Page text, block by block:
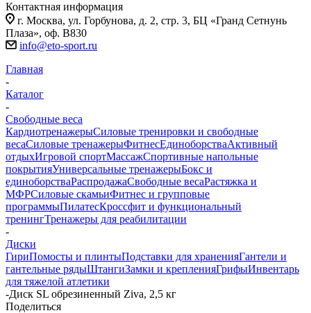
Контактная информация
г. Москва, ул. Горбунова, д. 2, стр. 3, БЦ «Гранд Сетнунь
Плаза», оф. В830
info@eto-sport.ru
Главная
-
Каталог
-
Свободные веса
КардиотренажерыСиловые тренировки и свободные
весаСиловые тренажерыФитнесЕдиноборстваАктивный
отдыхИгровой спортМассажСпортивные напольные
покрытияУниверсальные тренажерыБокс и
единоборстваРаспродажаСвободные весаРастяжка и
МФРСиловые скамьиФитнес и групповые
программыПилатесКроссфит и функциональный
тренингТренажеры для реабилитации
-
Диски
ГириПомосты и плинтыПодставки для храненияГантели и
гантельные рядыШтангиЗамки и крепленияГрифыИнвентарь
для тяжелой атлетики
-Диск SL обрезиненный Ziva, 2,5 кг
Поделиться